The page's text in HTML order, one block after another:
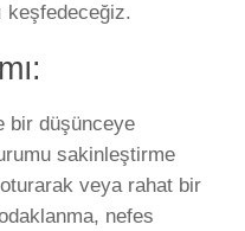
keşfedeceğiz.
bir düşünceye
sakinleştirme
veya rahat bir
nefes